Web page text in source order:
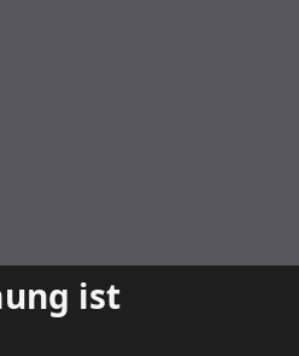
ist